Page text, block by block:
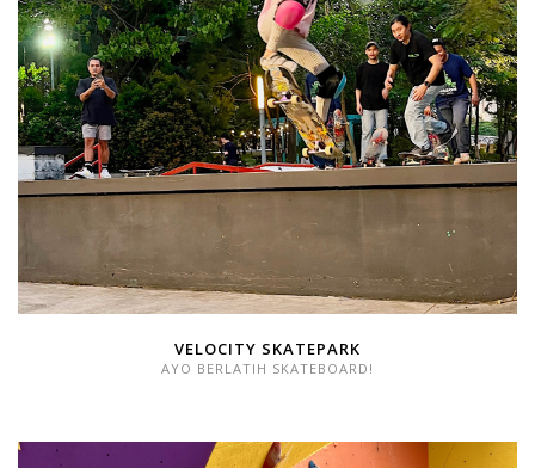
VELOCITY SKATEPARK
AYO BERLATIH SKATEBOARD!